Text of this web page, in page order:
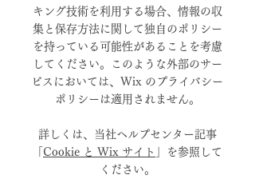
キング技術を利用する場合、情報の収
集と保存方法に関して独自のポリシー
を持っている可能性があることを考慮
してください。このような外部のサー
ビスにおいては、Wix のプライバシー
ポリシーは適用されません。
詳しくは、当社ヘルプセンター記事
Cookie と Wix サイト
」を参照して
ください。